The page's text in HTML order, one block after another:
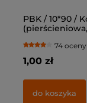
PBK / 10*90 /
74 oceny
1,00 zł
do koszyka